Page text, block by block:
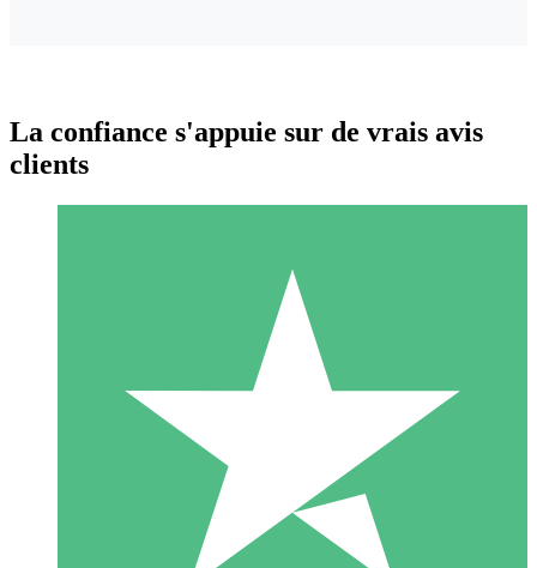
Packs de Crédits Individuels
Payez à l'utilisation avec des crédits de téléchargement. Sans
1 Téléchargement
10 00
La confiance s'appuie sur de vrais avis
clients